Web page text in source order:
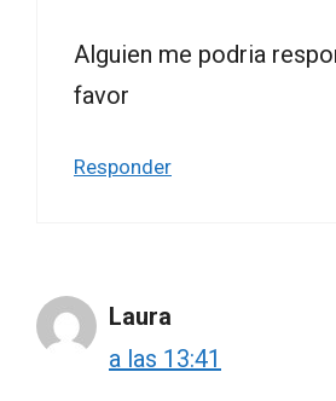
Alguien me podria
favor
Responder
Laura
a las 13:41